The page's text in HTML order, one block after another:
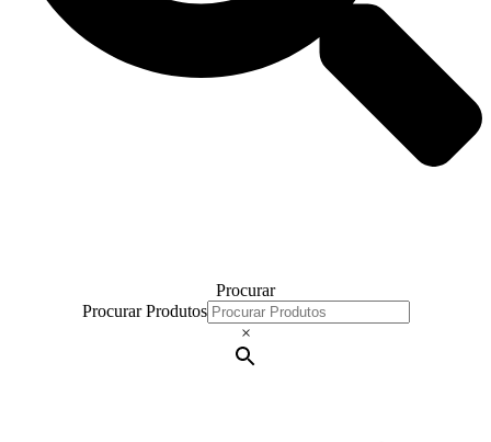
Procurar
Procurar Produtos
×